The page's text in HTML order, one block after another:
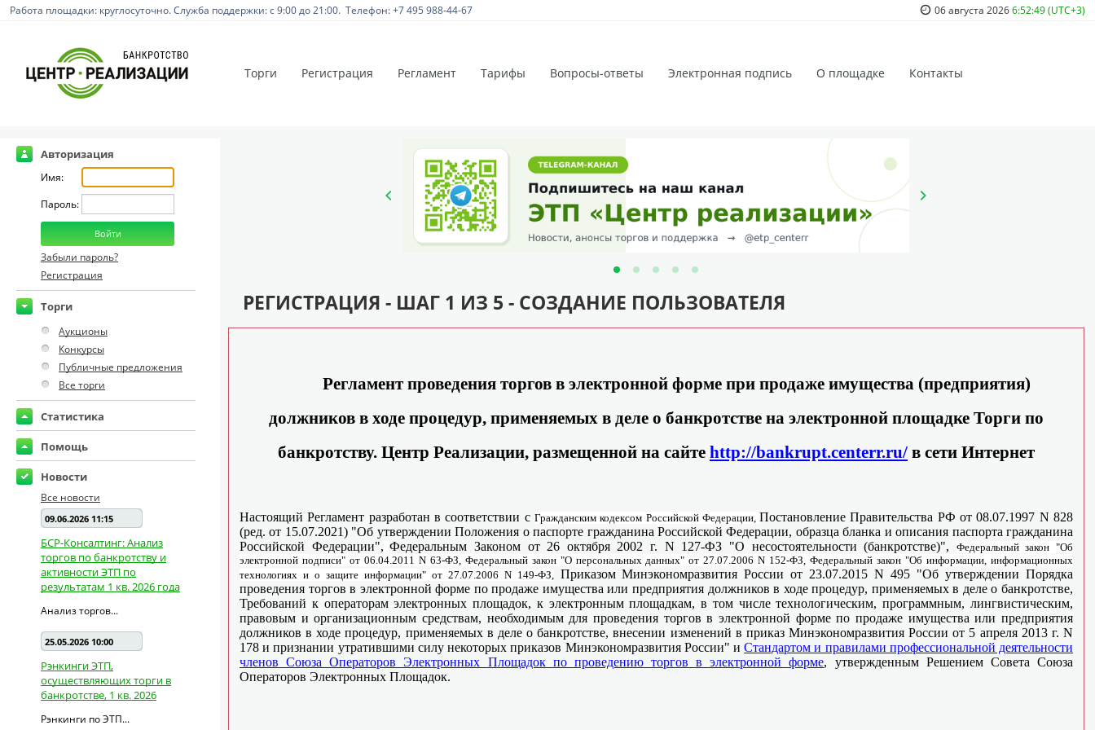
Работа площадки: круглосуточно. Служба поддержки: с 9:00 до 21:00. Телефон: +7 495 988-44-67 06 августа 20266:52:49 (UTC+3)
Торги Регистрация Регламент Тарифы Вопросы-ответы Электронная подпись О площадке Контакты
Авторизация
Имя:
Пароль:
Забыли пароль?
Регистрация
Торги
Аукционы
Конкурсы
Публичные предложения
Все торги
Статистика
Помощь
Новости
Все новости
09.06.2026 11:15
БСР-Консалтинг: Анализ
торгов по банкротству и
активности ЭТП по
результатам 1 кв. 2026 года
Анализ торгов...
25.05.2026 10:00
Рэнкинги ЭТП,
осуществляющих торги в
банкротстве, 1 кв. 2026
Рэнкинги по ЭТП...
РЕГИСТРАЦИЯ - ШАГ 1 ИЗ 5 - СОЗДАНИЕ ПОЛЬЗОВАТЕЛЯ